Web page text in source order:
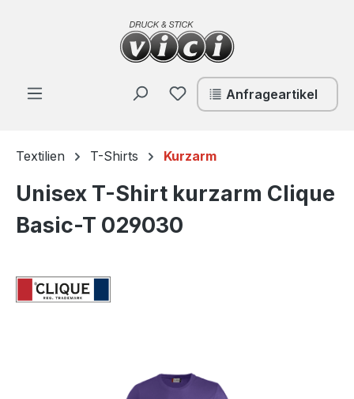
Zum Hauptinhalt springen
Du hast 0 Produkte auf
Anfrageartikel
Textilien T-Shirts Kurzarm
Unisex T-Shirt kurzarm Clique
Basic-T 029030